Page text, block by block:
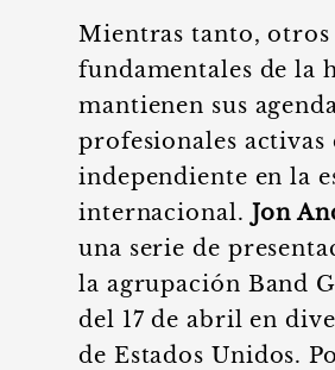
Mientras tanto, otros
fundamentales de la
mantienen sus
profesionales activas
independiente en la
internacional. Jon
una serie de
la agrupación Band
del 17 de abril en
de Estados Unidos.